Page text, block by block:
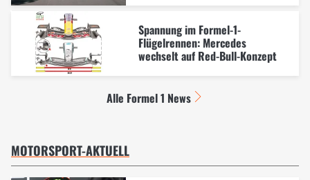
Spannung im Formel-1-
Flügelrennen: Mercedes
wechselt auf Red-Bull-Konzept
Alle Formel 1 News
MOTORSPORT-AKTUELL